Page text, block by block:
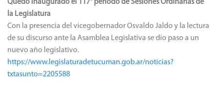
Quedó inaugurado el 117° período de Sesiones Ordinarias de
la Legislatura
Con la presencia del vicegobernador Osvaldo Jaldo y la lectura
de su discurso ante la Asamblea Legislativa se dio paso a un
nuevo año legislativo.
https://www.legislaturadetucuman.gob.ar/noticias?
txtasunto=2205588